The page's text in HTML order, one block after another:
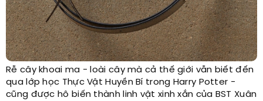
Rễ cây khoai ma - loài cây mà cả thế giới vẫn biết đến
qua lớp học Thực Vật Huyền Bí trong Harry Potter -
cũng được hô biến thành linh vật xinh xắn của BST Xuân